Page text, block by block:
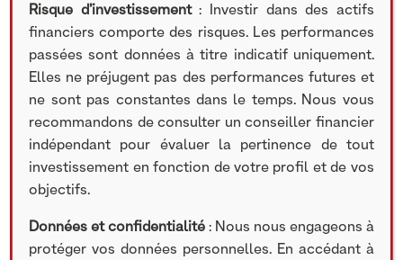
Pour mieux comprendre nos enjeux d’aujourd’hui,
nos équipes vous proposent de revenir sur notre
activité 2020 et notamment, nos chiffre clés, nos
actualités et les initiatives de nos participations
dans le cadre de la lutte contre la Covid-19.
WiiSmile, Fountaine Pajot, BOW Group, Lexon
Design, Coorpacademy, 101 Fund. Retrouvez la
publication au lien suivant :
https://www.linkedin.com/posts/nextstage-
activity-6764891769738956800-xK2e/
Risque d’investissement: Investir dans des actifs
financiers comporte des risques. Les performances
passées sont données à titre indicatif uniquement.
Elles ne préjugent pas des performances futures et
ne sont pas constantes dans le temps. Nous vous
recommandons de consulter un conseiller financier
indépendant pour évaluer la pertinence de tout
investissement en fonction de votre profil et de vos
objectifs.
Données et confidentialité : Nous nous engageons à
protéger vos données personnelles. En accédant à